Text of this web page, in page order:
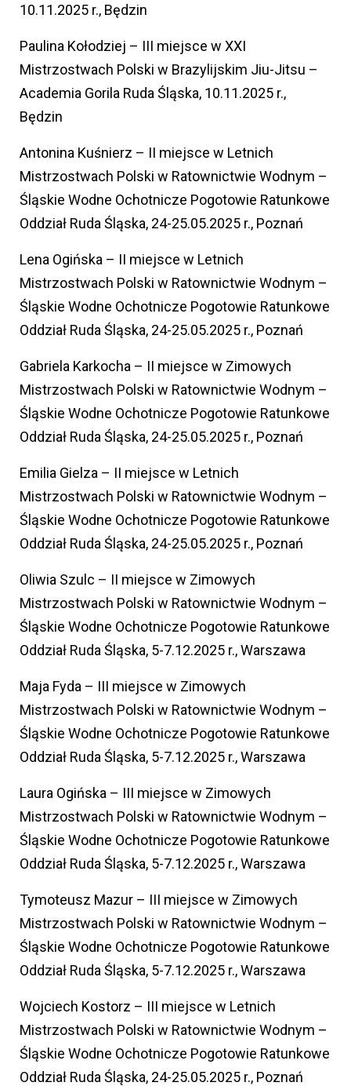
10.11.2025 r., Będzin
Paulina Kołodziej – III miejsce w XXI
Mistrzostwach Polski w Brazylijskim Jiu-Jitsu –
Academia Gorila Ruda Śląska, 10.11.2025 r.,
Będzin
Antonina Kuśnierz – II miejsce w Letnich
Mistrzostwach Polski w Ratownictwie Wodnym –
Śląskie Wodne Ochotnicze Pogotowie Ratunkowe
Oddział Ruda Śląska, 24-25.05.2025 r., Poznań
Lena Ogińska – II miejsce w Letnich
Mistrzostwach Polski w Ratownictwie Wodnym –
Śląskie Wodne Ochotnicze Pogotowie Ratunkowe
Oddział Ruda Śląska, 24-25.05.2025 r., Poznań
Gabriela Karkocha – II miejsce w Zimowych
Mistrzostwach Polski w Ratownictwie Wodnym –
Śląskie Wodne Ochotnicze Pogotowie Ratunkowe
Oddział Ruda Śląska, 24-25.05.2025 r., Poznań
Emilia Gielza – II miejsce w Letnich
Mistrzostwach Polski w Ratownictwie Wodnym –
Śląskie Wodne Ochotnicze Pogotowie Ratunkowe
Oddział Ruda Śląska, 24-25.05.2025 r., Poznań
Oliwia Szulc – II miejsce w Zimowych
Mistrzostwach Polski w Ratownictwie Wodnym –
Śląskie Wodne Ochotnicze Pogotowie Ratunkowe
Oddział Ruda Śląska, 5-7.12.2025 r., Warszawa
Maja Fyda – III miejsce w Zimowych
Mistrzostwach Polski w Ratownictwie Wodnym –
Śląskie Wodne Ochotnicze Pogotowie Ratunkowe
Oddział Ruda Śląska, 5-7.12.2025 r., Warszawa
Laura Ogińska – III miejsce w Zimowych
Mistrzostwach Polski w Ratownictwie Wodnym –
Śląskie Wodne Ochotnicze Pogotowie Ratunkowe
Oddział Ruda Śląska, 5-7.12.2025 r., Warszawa
Tymoteusz Mazur – III miejsce w Zimowych
Mistrzostwach Polski w Ratownictwie Wodnym –
Śląskie Wodne Ochotnicze Pogotowie Ratunkowe
Oddział Ruda Śląska, 5-7.12.2025 r., Warszawa
Wojciech Kostorz – III miejsce w Letnich
Mistrzostwach Polski w Ratownictwie Wodnym –
Śląskie Wodne Ochotnicze Pogotowie Ratunkowe
Oddział Ruda Śląska, 24-25.05.2025 r., Poznań